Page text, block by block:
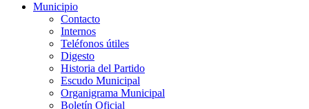
Municipio
Contacto
Internos
Teléfonos útiles
Digesto
Historia del Partido
Escudo Municipal
Organigrama Municipal
Boletín Oficial